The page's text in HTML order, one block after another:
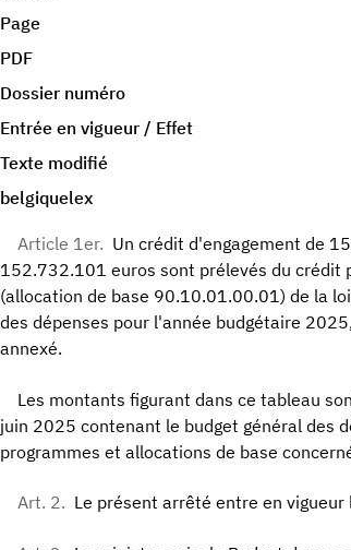
Page
PDF
Dossier numéro
Entrée en vigueur / Effet
Texte modifié
belgiquelex
Article 1er. Un crédit d'engagement de
152.732.101 euros sont prélevés du
(allocation de base 90.10.01.00.01) de la
des dépenses pour l'année budgétaire
annexé.
Les montants figurant dans ce tableau
juin 2025 contenant le budget général des
programmes et allocations de base
Art. 2. Le présent arrêté entre en